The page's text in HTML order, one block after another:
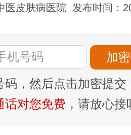
医皮肤病医院 发布时间：
码，然后点击加密提交
话对您免费 ，请放心接